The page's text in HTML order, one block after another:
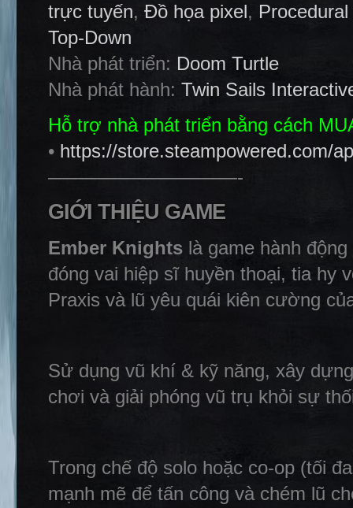
trực tuyến, Đồ họa pixel,
Top-Down
Nhà phát triển: Doom Turtle
Nhà phát hành: Twin Sails
Hỗ trợ nhà phát triển bằng cách
• https://store.steampowered.com/
——————————-
GIỚI THIỆU GAME
Ember Knights là game hành
đóng vai hiệp sĩ huyền thoại, tia hy
Praxis và lũ yêu quái kiên cường
Sử dụng vũ khí & kỹ năng, xây
chơi và giải phóng vũ trụ khỏi sự
Trong chế độ solo hoặc co-op (tối
mạnh mẽ để tấn công và chém lũ